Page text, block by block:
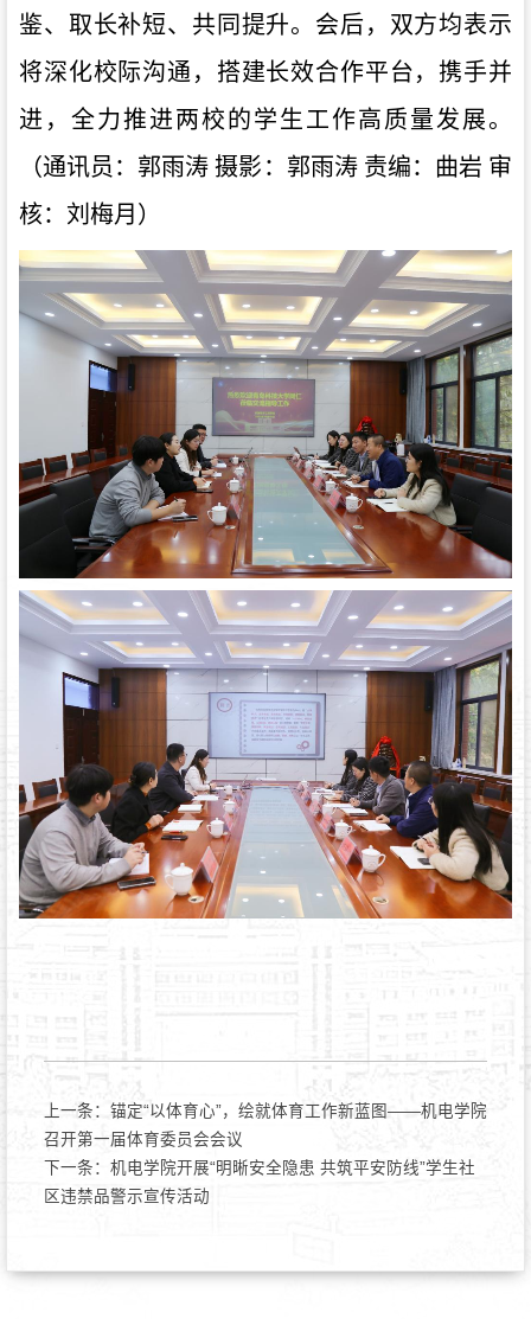
鉴、 取长补短、共同提升。会后，双方均表示
将深化校际沟通，搭建长效合作平台，携手并
进，全力推进两校的学生工作高质量发展。
（通讯员：郭雨涛 摄影：郭雨涛 责编：曲岩 审
核：刘梅月）
上一条： 锚定“以体育心”，绘就体育工作新蓝图——机电学院
召开第一届体育委员会会议
下一条： 机电学院开展“明晰安全隐患 共筑平安防线”学生社
区违禁品警示宣传活动